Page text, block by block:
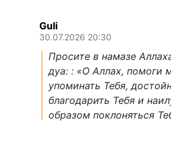
Guli
30.07.2026 20:30
Просите в намазе
дуа: : «О Аллах, помоги
упоминать Тебя,
благодарить Тебя и
образом поклоняться